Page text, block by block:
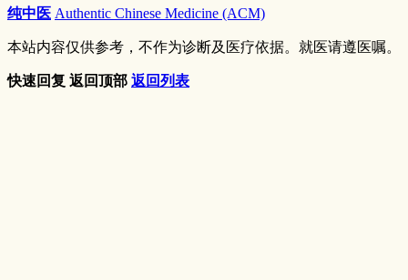
纯中医 Authentic Chinese Medicine (ACM)
本站内容仅供参考，不作为诊断及医疗依据。就医请遵医嘱。
快速回复 返回顶部 返回列表